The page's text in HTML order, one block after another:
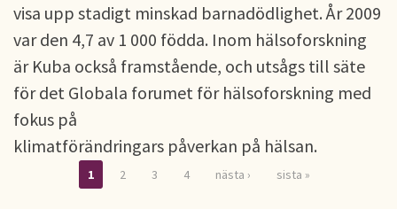
visa upp stadigt minskad barnadödlighet. År 2009
var den 4,7 av 1 000 födda. Inom hälsoforskning
är Kuba också framstående, och utsågs till säte
för det Globala forumet för hälsoforskning med
fokus på
klimatförändringars påverkan på hälsan.
1 2 3 4 nästa › sista »